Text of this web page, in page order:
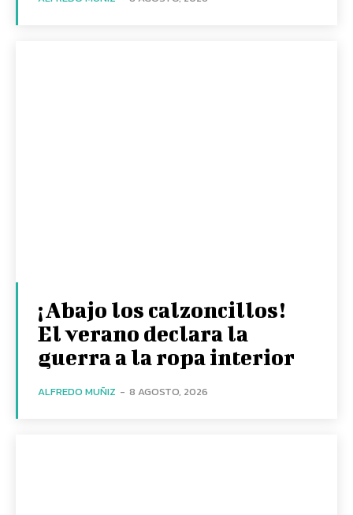
¡Abajo los calzoncillos!
El verano declara la
guerra a la ropa interior
ALFREDO MUÑIZ - 8 AGOSTO, 2026